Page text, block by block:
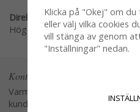
Direktlänk:
Högerklicka och kopiera
Kontakta oss
Varmt välkommen att kontakta
kundtjänst.
Klicka på "Okej" om
eller välj vilka cookies
vill stänga av genom
"Inställningar" nedan.